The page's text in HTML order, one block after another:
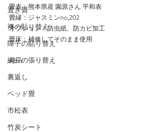
置き畳
襖の貼り替え
障子の貼り替え
網戸の張り替え
裏返し
ベッド畳
市松表
竹炭シート
畳表：熊本県産 園原さん 平和表
畳縁：ジャスミンno,202
オプション：防虫紙、防カビ加工
畳床：補修してそのまま使用
After